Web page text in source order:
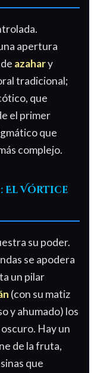
apertura
azahary
tradicional;
que
el primer
que
complejo.
El Vórtice
su poder.
se apodera
un pilar
(con su matiz
y ahumado) los
Hay un
de la fruta,
que